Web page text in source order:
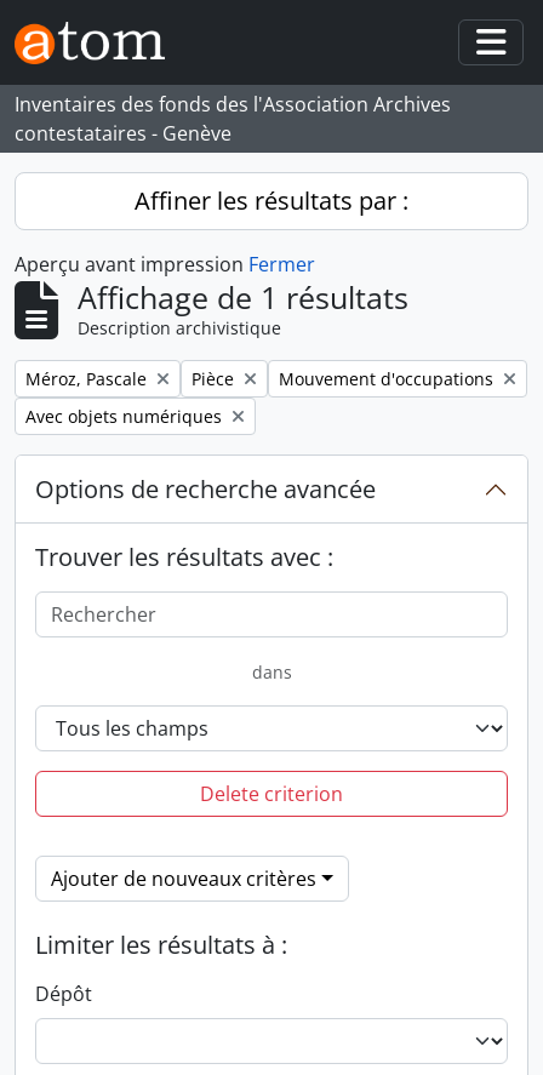
Skip to main content
Inventaires des fonds des l'Association Archives
contestataires - Genève
Affiner les résultats par :
Aperçu avant impression Fermer
Affichage de 1 résultats
Description archivistique
Remove filter:
Méroz, Pascale Remove filter:
Pièce Remove filter:
Mouvement d'occupations
Remove filter:
Avec objets numériques
Options de recherche avancée
Trouver les résultats avec :
dans
Delete criterion
Ajouter de nouveaux critères
Limiter les résultats à :
Dépôt